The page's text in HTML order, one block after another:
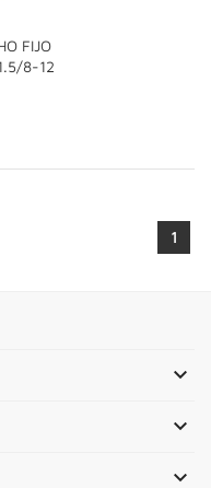
FIJO
8-12
1


